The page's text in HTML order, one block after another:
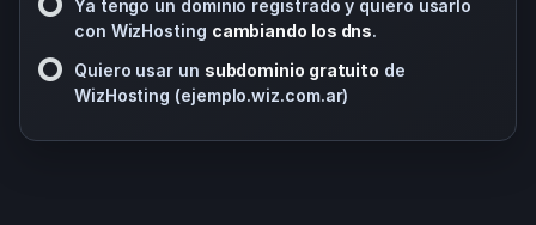
Ya tengo un dominio registrado y quiero usarlo
con WizHosting cambiando los dns.
Quiero usar un subdominio gratuito de
WizHosting (ejemplo.wiz.com.ar)